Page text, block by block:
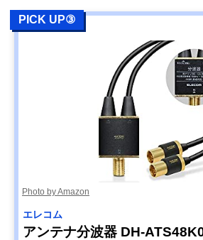
PICK UP③
Photo by Amazon
エレコム
アンテナ分波器 DH-